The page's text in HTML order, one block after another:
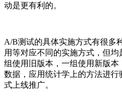
动是更有利的。
A/B测试的具体实施方式有很多
用等对应不同的实施方式，但
组使用旧版本，一组使用新版
数据，应用统计学上的方法进
式上线推广。